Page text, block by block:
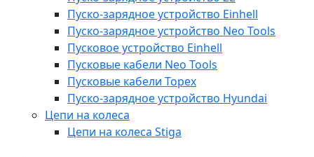
Пуско-зарядное устройство Einhell
Пуско-зарядное устройство Neo Tools
Пусковое устройство Einhell
Пусковые кабели Neo Tools
Пусковые кабели Topex
Пуско-зарядное устройство Hyundai
Цепи на колеса
Цепи на колеса Stiga